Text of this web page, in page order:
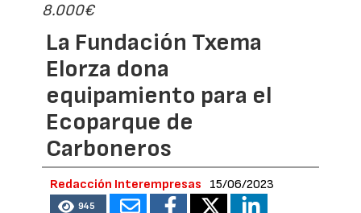
8.000€
La Fundación Txema
Elorza dona
equipamiento para el
Ecoparque de
Carboneros
Redacción Interempresas 15/06/2023
945